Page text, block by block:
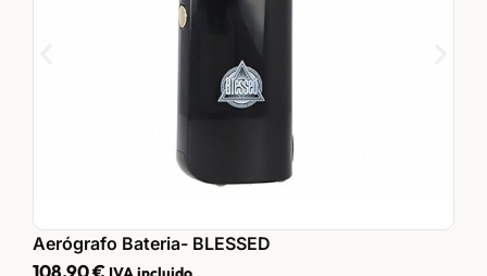
Aerógrafo Bateria- BLESSED
108.90€